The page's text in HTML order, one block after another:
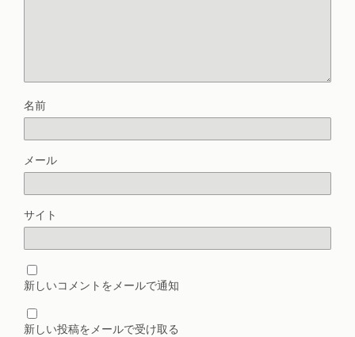
名前
メール
サイト
新しいコメントをメールで通知
新しい投稿をメールで受け取る